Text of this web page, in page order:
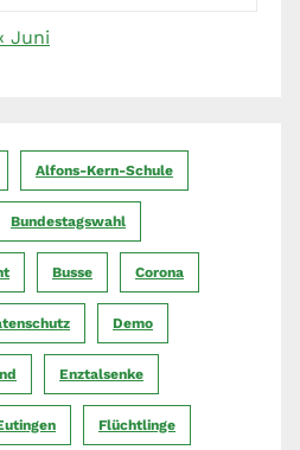
Juni
Alfons-Kern-Schule
Bundestagswahl
Busse Corona
Demo
Enztalsenke
Flüchtlinge